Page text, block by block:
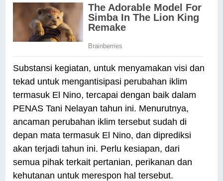
Substansi kegiatan, untuk menyamakan visi dan
tekad untuk mengantisipasi perubahan iklim
termasuk El Nino, tercapai dengan baik dalam
PENAS Tani Nelayan tahun ini. Menurutnya,
ancaman perubahan iklim tersebut sudah di
depan mata termasuk El Nino, dan diprediksi
akan terjadi tahun ini. Perlu kesiapan, dari
semua pihak terkait pertanian, perikanan dan
kehutanan untuk merespon hal tersebut.